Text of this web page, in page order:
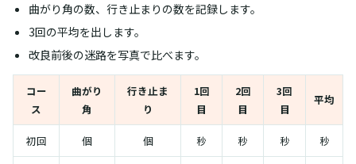
曲がり角の数、行き止まりの数を記録します。
3回の平均を出します。
改良前後の迷路を写真で比べます。
コー
ス
曲がり
角
行き止ま
り
1回
目
2回
目
3回
目
平均
初回 個 個 秒 秒 秒 秒